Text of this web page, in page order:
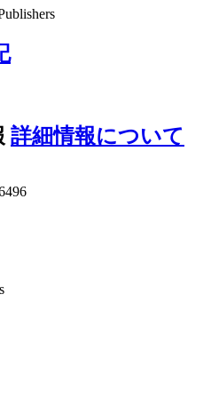
詳細情報について